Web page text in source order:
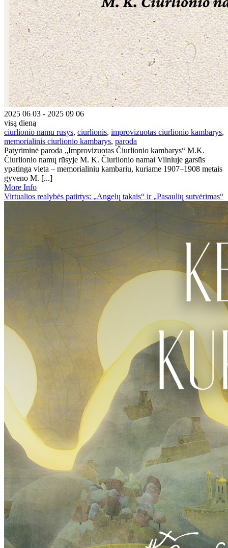
2025 06 03 - 2025 09 06
visą dieną
ciurlionio namu rusys, ciurlionis, improvizuotas ciurlionio kambarys,
memorialinis ciurlionio kambarys, paroda
Patyriminė paroda „Improvizuotas Čiurlionio kambarys“ M.K.
Čiurlionio namų rūsyje M. K. Čiurlionio namai Vilniuje garsūs
ypatinga vieta – memorialiniu kambariu, kuriame 1907–1908 metais
gyveno M. [...]
More Info
Virtualios realybės patirtys: „Angelų takais“ ir „Pasaulių sutvėrimas“